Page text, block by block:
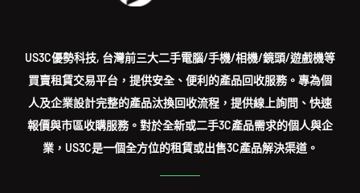
US3C優勢科技, 台灣前三大二手電腦/手機/相機/鏡頭/遊戲機等
買賣租賃交易平台，提供安全、便利的產品回收服務。專為個
人及企業設計完整的產品汰換回收流程，提供線上詢問、快速
報價與市區收購服務。對於全新或二手3C產品需求的個人與企
業，US3C是一個全方位的租賃或出售3C產品解決渠道。